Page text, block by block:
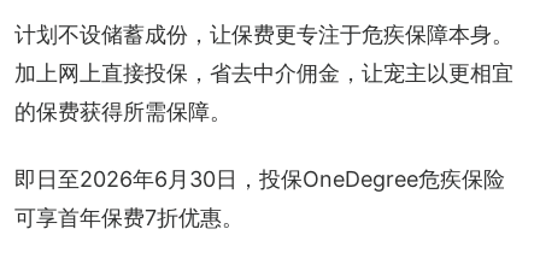
计划不设储蓄成份，让保费更专注于危疾保障本身。
加上网上直接投保，省去中介佣金，让宠主以更相宜
的保费获得所需保障。
即日至2026年6月30日，投保OneDegree危疾保险
可享首年保费7折优惠。